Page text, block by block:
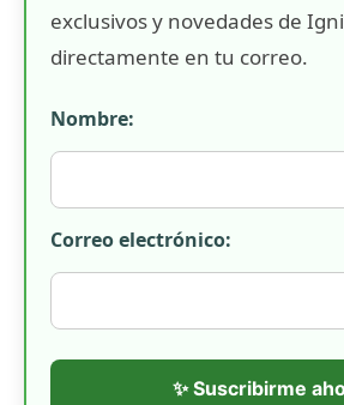
exclusivos y novedades de
directamente en tu correo.
Nombre:
Correo electrónico:
✨ Suscribirme